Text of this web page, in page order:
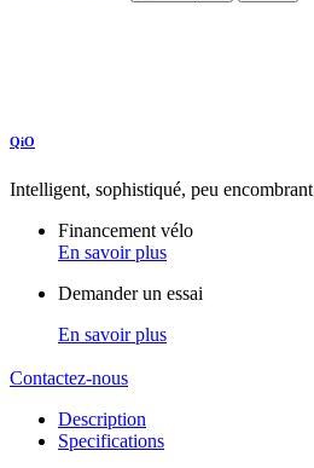
QiO
Intelligent, sophistiqué, peu encombrant
Financement vélo
En savoir plus
Demander un essai
En savoir plus
Contactez-nous
Description
Specifications